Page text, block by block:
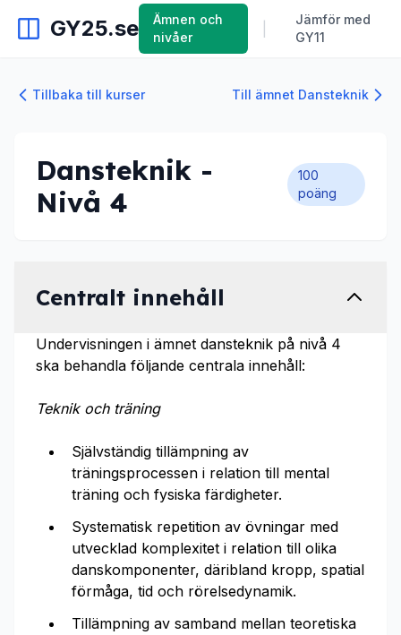
GY25.se
Ämnen och
nivåer
Jämför med
GY11
Tillbaka till kurser Till ämnet Dansteknik
Dansteknik -
Nivå 4
100
poäng
Centralt innehåll
Undervisningen i ämnet dansteknik på nivå 4
ska behandla följande centrala innehåll:
Teknik och träning
Självständig tillämpning av
träningsprocessen i relation till mental
träning och fysiska färdigheter.
Systematisk repetition av övningar med
utvecklad komplexitet i relation till olika
danskomponenter, däribland kropp, spatial
förmåga, tid och rörelsedynamik.
Tillämpning av samband mellan teoretiska